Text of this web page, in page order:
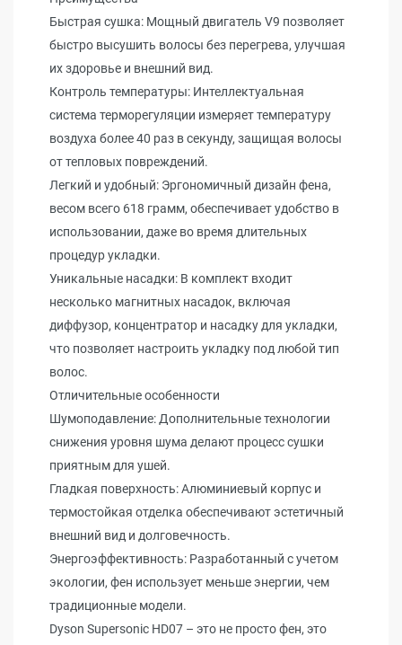
Быстрая сушка: Мощный двигатель V9 позволяет
быстро высушить волосы без перегрева, улучшая
их здоровье и внешний вид.
Контроль температуры: Интеллектуальная
система терморегуляции измеряет температуру
воздуха более 40 раз в секунду, защищая волосы
от тепловых повреждений.
Легкий и удобный: Эргономичный дизайн фена,
весом всего 618 грамм, обеспечивает удобство в
использовании, даже во время длительных
процедур укладки.
Уникальные насадки: В комплект входит
несколько магнитных насадок, включая
диффузор, концентратор и насадку для укладки,
что позволяет настроить укладку под любой тип
волос.
Отличительные особенности
Шумоподавление: Дополнительные технологии
снижения уровня шума делают процесс сушки
приятным для ушей.
Гладкая поверхность: Алюминиевый корпус и
термостойкая отделка обеспечивают эстетичный
внешний вид и долговечность.
Энергоэффективность: Разработанный с учетом
экологии, фен использует меньше энергии, чем
традиционные модели.
Dyson Supersonic HD07 – это не просто фен, это